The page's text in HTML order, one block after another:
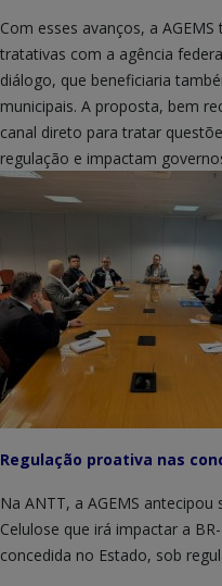
Com esses avanços, a
tratativas com a agência
diálogo, que beneficiaria
municipais. A proposta, bem
canal direto para tratar
regulação e impactam
Regulação proativa nas
Na ANTT, a AGEMS
Celulose que irá impactar a
concedida no Estado, sob